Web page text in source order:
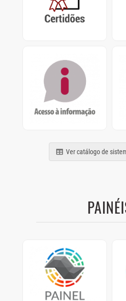
Irregulares e Certidão de
Tempo de Contribuição
Pedidos de Acesso nos
termos da Lei nº
12.527/2011
Ver catálogo de
Painel Clima SP
Painel com dados de
como os Municípios
estão se preparando